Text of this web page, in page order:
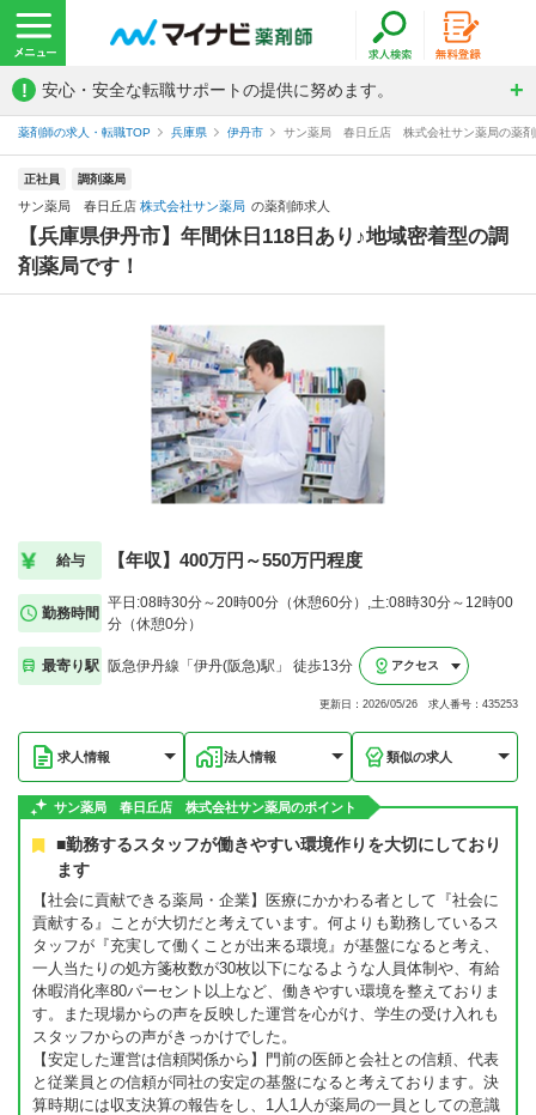
! 安心・安全な転職サポートの提供に努めます。
薬剤師の求人・転職TOP 兵庫県 伊丹市 サン薬局 春日丘店 株式会社サン薬局の薬剤
正社員 調剤薬局
サン薬局 春日丘店 株式会社サン薬局 の薬剤師求人
【兵庫県伊丹市】年間休日118日あり♪地域密着型の調
剤薬局です！
給与 【年収】400万円～550万円程度
勤務時間
平日:08時30分～20時00分（休憩60分）,土:08時30分～12時00
分（休憩0分）
最寄り駅 阪急伊丹線「伊丹(阪急)駅」 徒歩13分 アクセス
更新日：2026/05/26 求人番号：435253
求人情報 法人情報 類似の求人
サン薬局 春日丘店 株式会社サン薬局のポイント
■勤務するスタッフが働きやすい環境作りを大切にしており
ます
【社会に貢献できる薬局・企業】医療にかかわる者として『社会に
貢献する』ことが大切だと考えています。何よりも勤務しているス
タッフが『充実して働くことが出来る環境』が基盤になると考え、
一人当たりの処方箋枚数が30枚以下になるような人員体制や、有給
休暇消化率80パーセント以上など、働きやすい環境を整えておりま
す。また現場からの声を反映した運営を心がけ、学生の受け入れも
スタッフからの声がきっかけでした。
【安定した運営は信頼関係から】門前の医師と会社との信頼、代表
と従業員との信頼が同社の安定の基盤になると考えております。決
算時期には収支決算の報告をし、1人1人が薬局の一員としての意識